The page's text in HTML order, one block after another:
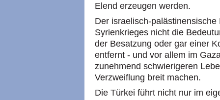
Elend erzeugen werden.
Der israelisch-
Syrienkrieges nicht die
der Besatzung oder gar einer
entfernt - und vor allem im
zunehmend schwierigeren
Verzweiflung breit machen.
Die Türkei führt nicht nur im